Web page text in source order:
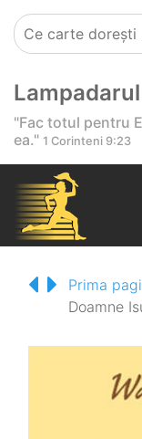
"Fac totul pentru
ea." 1 Corinteni 9:23
Prima
Doamne